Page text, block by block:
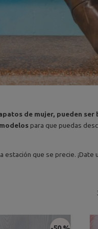
de mujer, pueden
para que puedas
estación que se precie.